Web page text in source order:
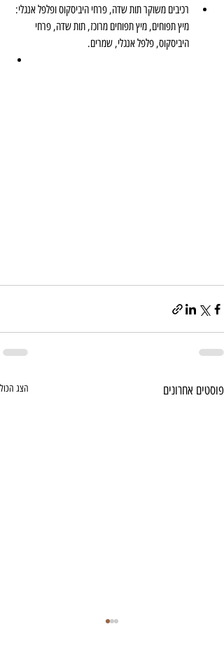
רכיבים משוקר תות שדה, פרחי היביסקוס ופלפל אנגלי:
מיץ תפוחים, מיץ תפוחים מרוכז, תות שדה, פרחי
היביסקוס, פלפל אנגלי, שמרים.
פוסטים אחרונים הצג הכול